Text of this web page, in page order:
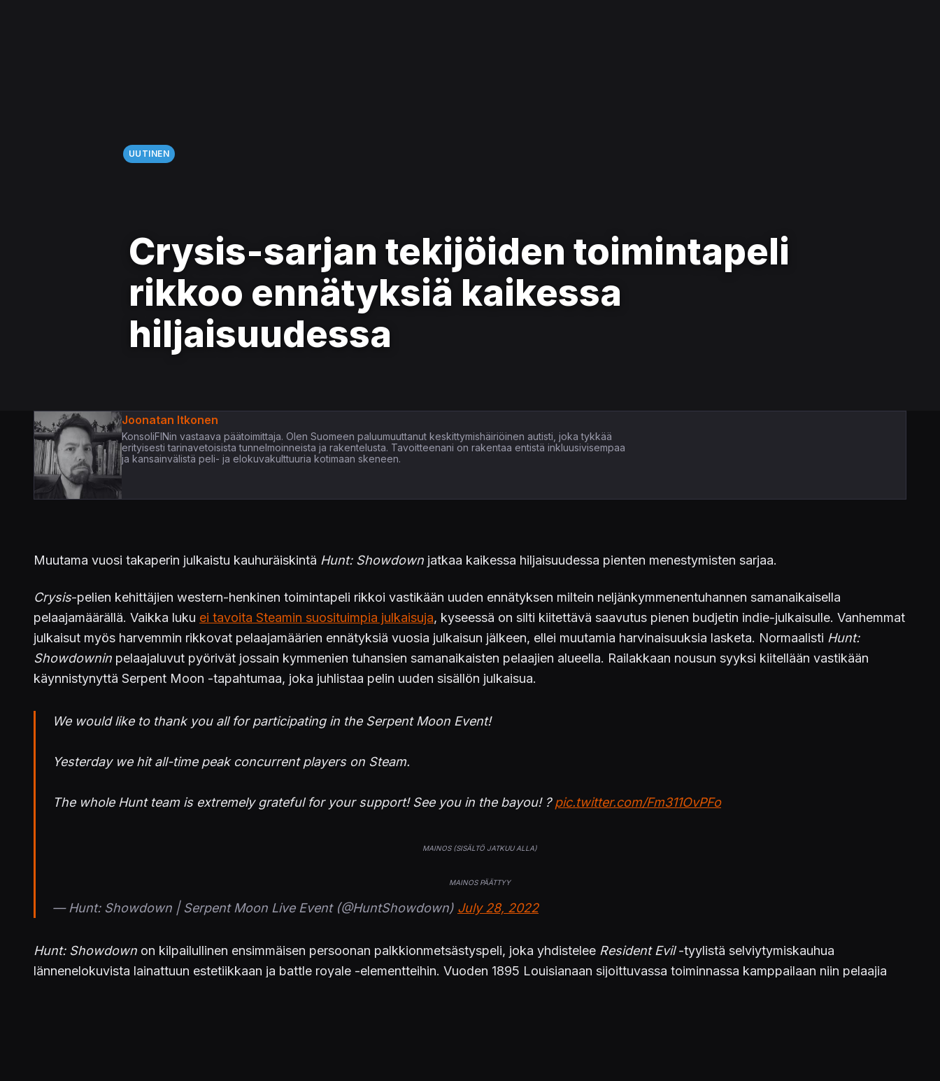
UUTINEN
Crysis-sarjan tekijöiden toimintapeli
rikkoo ennätyksiä kaikessa
hiljaisuudessa
Joonatan Itkonen
KonsoliFINin vastaava päätoimittaja. Olen Suomeen paluumuuttanut keskittymishäiriöinen autisti, joka tykkää
erityisesti tarinavetoisista tunnelmoinneista ja rakentelusta. Tavoitteenani on rakentaa entistä inkluusivisempaa
ja kansainvälistä peli- ja elokuvakulttuuria kotimaan skeneen.
Muutama vuosi takaperin julkaistu kauhuräiskintä Hunt: Showdown jatkaa kaikessa hiljaisuudessa pienten menestymisten sarjaa.
Crysis-pelien kehittäjien western-henkinen toimintapeli rikkoi vastikään uuden ennätyksen miltein neljänkymmenentuhannen samanaikaisella
pelaajamäärällä. Vaikka luku ei tavoita Steamin suosituimpia julkaisuja, kyseessä on silti kiitettävä saavutus pienen budjetin indie-julkaisulle. Vanhemmat
julkaisut myös harvemmin rikkovat pelaajamäärien ennätyksiä vuosia julkaisun jälkeen, ellei muutamia harvinaisuuksia lasketa. Normaalisti Hunt:
Showdownin pelaajaluvut pyörivät jossain kymmenien tuhansien samanaikaisten pelaajien alueella. Railakkaan nousun syyksi kiitellään vastikään
käynnistynyttä Serpent Moon -tapahtumaa, joka juhlistaa pelin uuden sisällön julkaisua.
We would like to thank you all for participating in the Serpent Moon Event!
Yesterday we hit all-time peak concurrent players on Steam.
The whole Hunt team is extremely grateful for your support! See you in the bayou! ?pic.twitter.com/Fm311OvPFo
— Hunt: Showdown | Serpent Moon Live Event (@HuntShowdown) July 28, 2022
Hunt: Showdown on kilpailullinen ensimmäisen persoonan palkkionmetsästyspeli, joka yhdistelee Resident Evil-tyylistä selviytymiskauhua
lännenelokuvista lainattuun estetiikkaan ja battle royale -elementteihin. Vuoden 1895 Louisianaan sijoittuvassa toiminnassa kamppailaan niin pelaajia